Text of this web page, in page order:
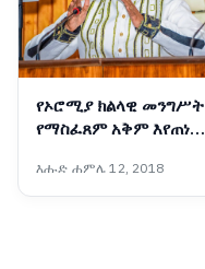
የኦሮሚያ ክልላዊ መንግሥት
የማስፈጸም አቅም እየጠነከረ
አብዲሳ
እሑድ ሐምሌ 12, 2018